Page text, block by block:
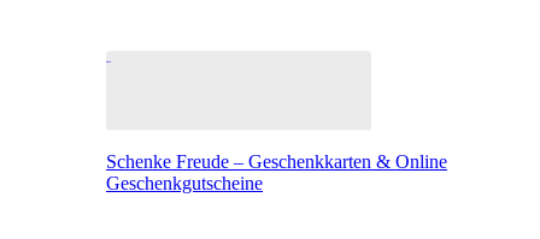
Schenke Freude – Geschenkkarten & Online
Geschenkgutscheine